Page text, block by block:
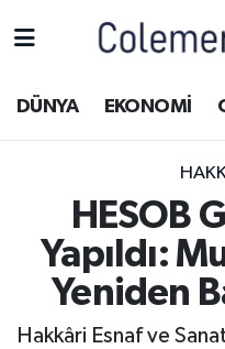
DÜNYA EKONOMİ
HESOB
Yapıldı:
Yeniden
Hakkâri Esnaf ve
ASAYİŞ
DOĞA
DÜNYA
Hakkâri Hava
Hakkâri Trafik
Süper Lig Puan